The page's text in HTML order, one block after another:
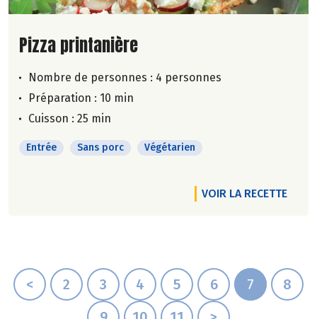
Lire la suite de la recette
Pizza printanière
Nombre de personnes : 4 personnes
Préparation : 10 min
Cuisson : 25 min
Entrée Sans porc Végétarien
VOIR LA RECETTE
< 2 3 4 5 6 7
8